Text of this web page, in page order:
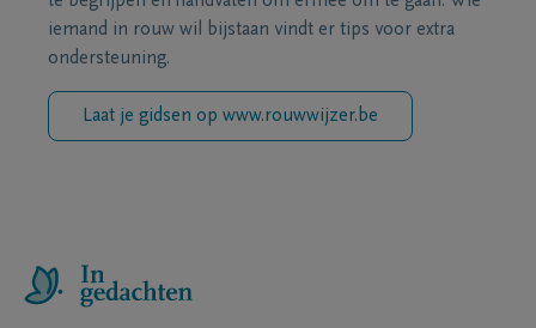
iemand in rouw wil bijstaan vindt er tips voor extra
ondersteuning.
Laat je gidsen op www.rouwwijzer.be